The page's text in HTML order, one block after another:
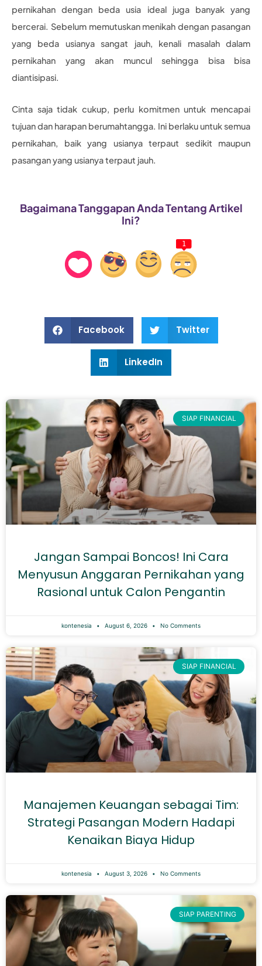
pernikahan dengan beda usia ideal juga banyak yang
bercerai. Sebelum memutuskan menikah dengan pasangan
yang beda usianya sangat jauh, kenali masalah dalam
pernikahan yang akan muncul sehingga bisa bisa
diantisipasi.
Cinta saja tidak cukup, perlu komitmen untuk mencapai
tujuan dan harapan berumahtangga. Ini berlaku untuk semua
pernikahan, baik yang usianya terpaut sedikit maupun
pasangan yang usianya terpaut jauh.
Bagaimana Tanggapan Anda Tentang Artikel
Ini?
1
Facebook Twitter
LinkedIn
SIAP FINANCIAL
Jangan Sampai Boncos! Ini Cara
Menyusun Anggaran Pernikahan yang
Rasional untuk Calon Pengantin
kontenesia August 6, 2026 No Comments
SIAP FINANCIAL
Manajemen Keuangan sebagai Tim:
Strategi Pasangan Modern Hadapi
Kenaikan Biaya Hidup
kontenesia August 3, 2026 No Comments
SIAP PARENTING